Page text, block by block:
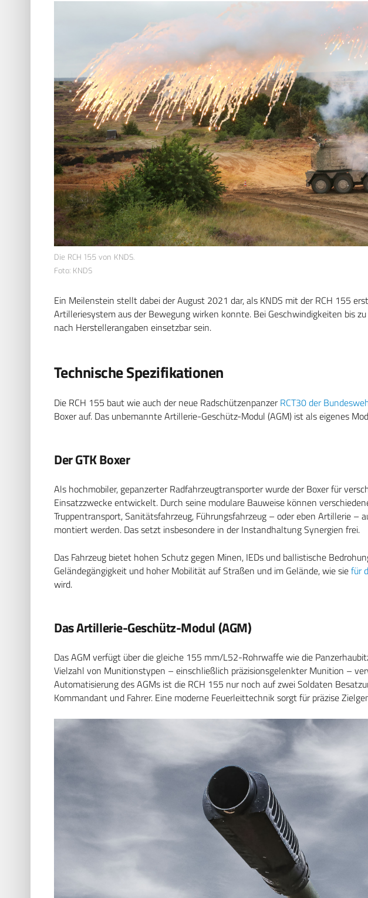
Die RCH 155 von KNDS.
Foto: KNDS
Ein Meilenstein stellt dabei der August 2021 dar, als KNDS mit der RCH 155
Artilleriesystem aus der Bewegung wirken konnte. Bei Geschwindigkeiten bis
nach Herstellerangaben einsetzbar sein.
Technische Spezifikationen
Die RCH 155 baut wie auch der neue RadschützenpanzerRCT30 der
Boxer auf. Das unbemannte Artillerie-Geschütz-Modul (AGM) ist als eigenes
Der GTK Boxer
Als hochmobiler, gepanzerter Radfahrzeugtransporter wurde der Boxer für
Einsatzzwecke entwickelt. Durch seine modulare Bauweise können
Truppentransport, Sanitätsfahrzeug, Führungsfahrzeug – oder eben Artillerie –
montiert werden. Das setzt insbesondere in der Instandhaltung Synergien frei.
Das Fahrzeug bietet hohen Schutz gegen Minen, IEDs und ballistische
Geländegängigkeit und hoher Mobilität auf Straßen und im Gelände, wie siefür
wird.
Das Artillerie-Geschütz-Modul (AGM)
Das AGM verfügt über die gleiche 155 mm/L52-Rohrwaffe wie die
Vielzahl von Munitionstypen – einschließlich präzisionsgelenkter Munition –
Automatisierung des AGMs ist die RCH 155 nur noch auf zwei Soldaten
Kommandant und Fahrer. Eine moderne Feuerleittechnik sorgt für präzise